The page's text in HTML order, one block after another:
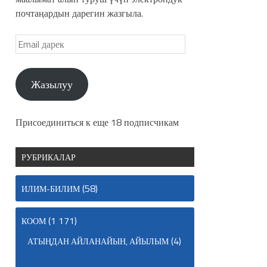
почтаңардын дарегин жазгыла.
Жазылуу
Присоединиться к еще 18 подписчикам
РУБРИКАЛАР
ИЛИМ-БИЛИМ(58)
КООМ(1 171)
АТЫҢДАН АЙЛАНАЙЫН, АЙЫЛЫМ(4)